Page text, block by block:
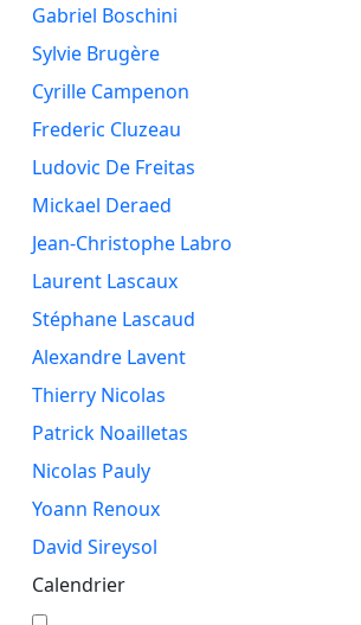
Gabriel Boschini
Sylvie Brugère
Cyrille Campenon
Frederic Cluzeau
Ludovic De Freitas
Mickael Deraed
Jean-Christophe Labro
Laurent Lascaux
Stéphane Lascaud
Alexandre Lavent
Thierry Nicolas
Patrick Noailletas
Nicolas Pauly
Yoann Renoux
David Sireysol
Calendrier